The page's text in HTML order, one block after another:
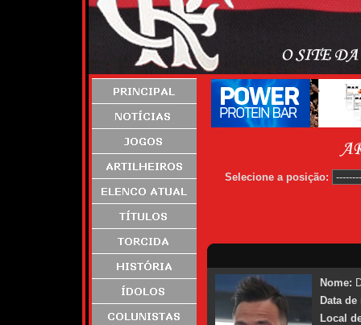
Selecione a posição:
Nome:
Data
Local